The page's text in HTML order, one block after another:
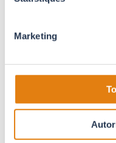
Marketing
VMC
Equipe très
bien fait
Nettoyage